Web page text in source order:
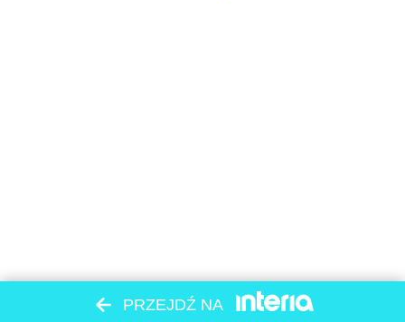
PRZEJDŹ NA